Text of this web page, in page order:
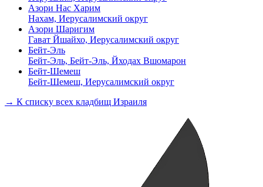
Азори Нас Харим
Нахам, Иерусалимский округ
Азори Шаригим
Гават Йшайхо, Иерусалимский округ
Бейт-Эль
Бейт-Эль, Бейт-Эль, Йходах Вшомарон
Бейт-Шемеш
Бейт-Шемеш, Иерусалимский округ
→ К списку всех кладбищ Израиля